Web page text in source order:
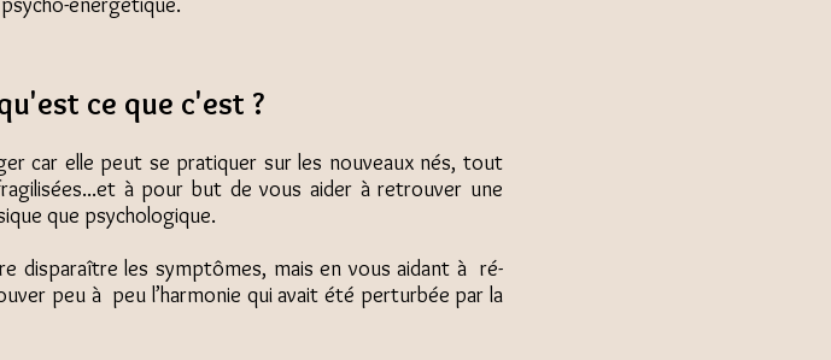
ce que c'est ?
car elle peut se pratiquer sur les nouveaux nés, tout
à pour but de vous aider à retrouver une
que psychologique.
disparaître les symptômes, mais en vous aidant à ré-
peu à peu l’harmonie qui avait été perturbée par la